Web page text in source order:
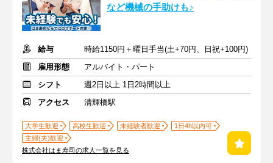
など機械の手助けも♪
給与
時給1150円＋曜日手当(土+70円、日祝+100円)
雇用形態
アルバイト・パート
シフト
週2日以上 1日2時間以上
アクセス
清輝橋駅
大学生歓迎 高校生歓迎 未経験者歓迎
1日4h以内可
主婦(夫)歓迎
株式会社はま寿司の求人一覧を見る